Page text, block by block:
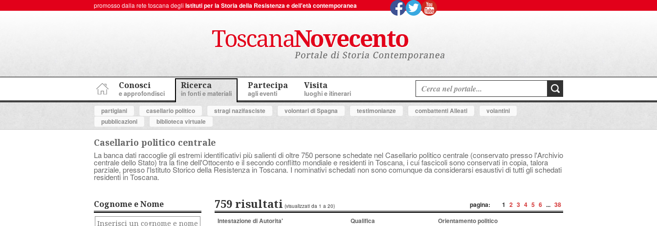
promosso dalla rete toscana degli Istituti per la Storia della Resistenza e dell'età contemporanea
Conosci
e approfondisci
Ricerca
in fonti e materiali
Partecipa
agli eventi
Visita
luoghi e itinerari
partigiani
casellario politico stragi nazifasciste volontari di Spagna testimonianze combattenti Alleati
volantini
pubblicazioni
biblioteca virtuale
Casellario politico centrale
La banca dati raccoglie gli estremi identificativi più salienti di oltre 750 persone schedate nel Casellario politico centrale (conservato presso l'Archivio
centrale dello Stato) tra la fine dell'Ottocento e il secondo conflitto mondiale e residenti in Toscana, i cui fascicoli sono conservati in copia, talora
parziale, presso l'Istituto Storico della Resistenza in Toscana. I nominativi schedati non sono comunque da considerarsi esaustivi di tutti gli schedati
residenti in Toscana.
Cognome e Nome pagina: 1 2 3 4 5 6 ... 38
759 risultati (visualizzati da 1 a 20)
Intestazione di Autorita' Qualifica Orientamento politico